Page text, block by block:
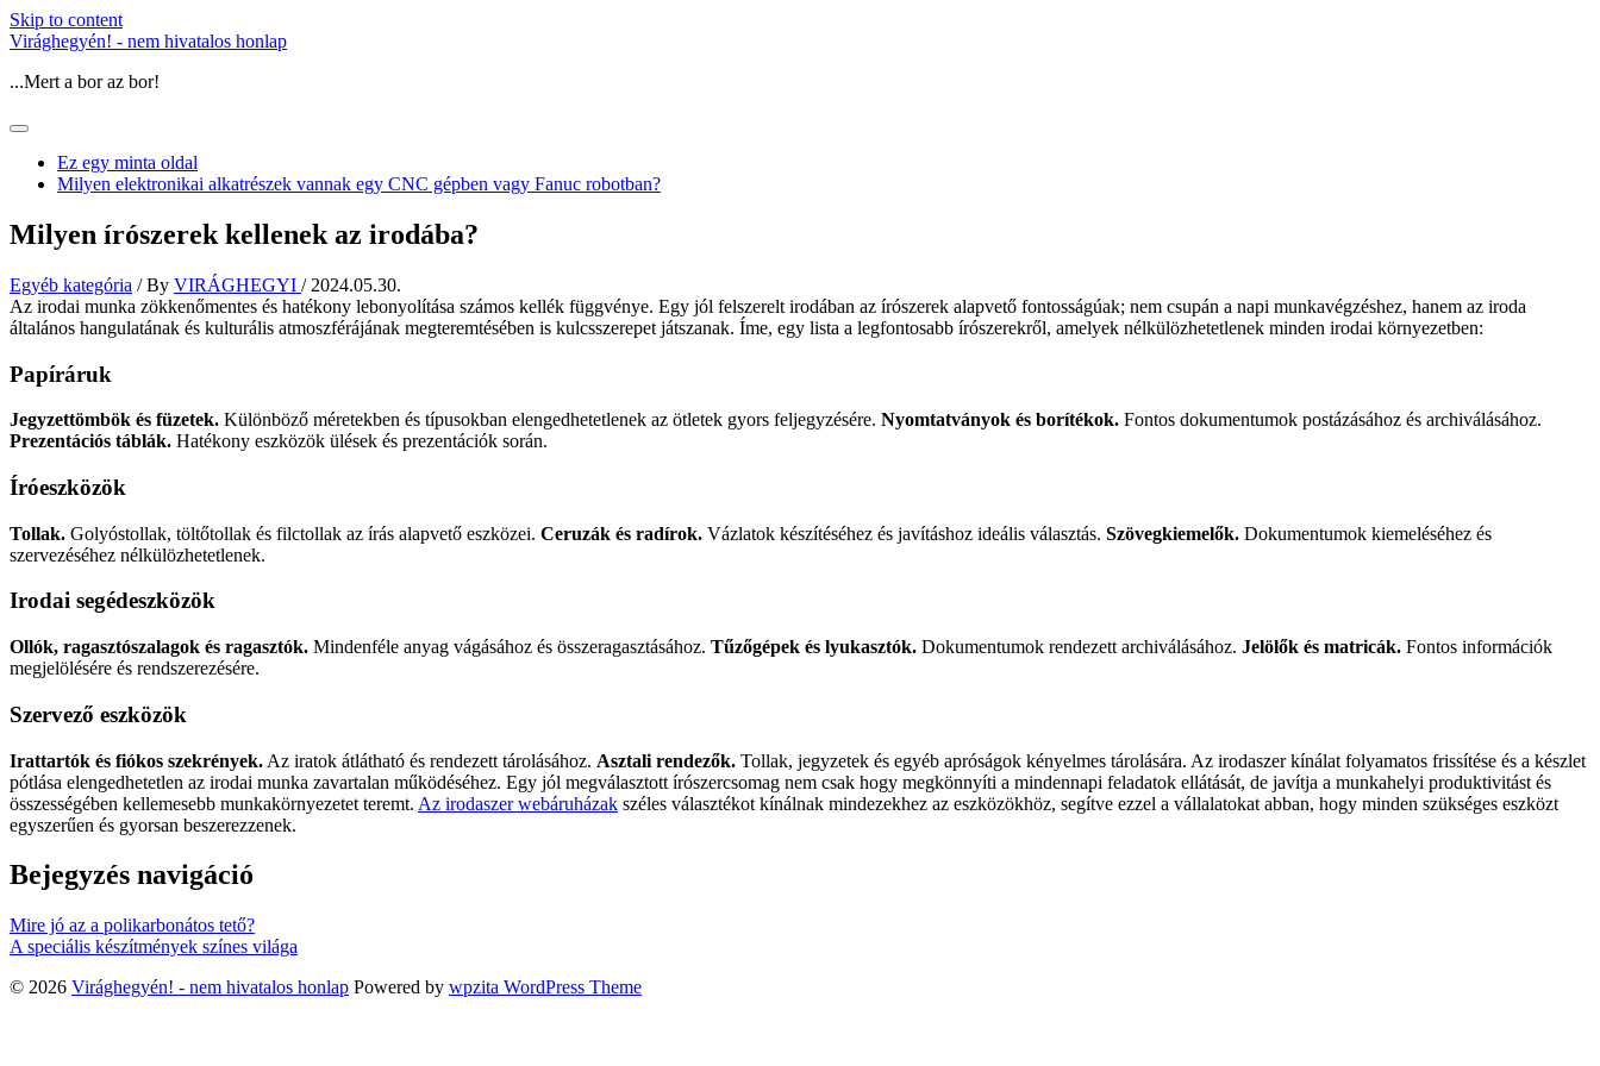
Skip to content
Virághegyén! - nem hivatalos honlap
...Mert a bor az bor!
Ez egy minta oldal
Milyen elektronikai alkatrészek vannak egy CNC gépben vagy Fanuc robotban?
Milyen írószerek kellenek az irodába?
Egyéb kategória / By VIRÁGHEGYI / 2024.05.30.
Az irodai munka zökkenőmentes és hatékony lebonyolítása számos kellék függvénye. Egy jól felszerelt irodában az írószerek alapvető fontosságúak; nem csupán a napi munkavégzéshez, hanem az iroda
általános hangulatának és kulturális atmoszférájának megteremtésében is kulcsszerepet játszanak. Íme, egy lista a legfontosabb írószerekről, amelyek nélkülözhetetlenek minden irodai környezetben:
Papíráruk
Jegyzettömbök és füzetek. Különböző méretekben és típusokban elengedhetetlenek az ötletek gyors feljegyzésére. Nyomtatványok és borítékok. Fontos dokumentumok postázásához és archiválásához.
Prezentációs táblák. Hatékony eszközök ülések és prezentációk során.
Íróeszközök
Tollak. Golyóstollak, töltőtollak és filctollak az írás alapvető eszközei. Ceruzák és radírok. Vázlatok készítéséhez és javításhoz ideális választás. Szövegkiemelők. Dokumentumok kiemeléséhez és
szervezéséhez nélkülözhetetlenek.
Irodai segédeszközök
Ollók, ragasztószalagok és ragasztók. Mindenféle anyag vágásához és összeragasztásához. Tűzőgépek és lyukasztók. Dokumentumok rendezett archiválásához. Jelölők és matricák. Fontos információk
megjelölésére és rendszerezésére.
Szervező eszközök
Irattartók és fiókos szekrények. Az iratok átlátható és rendezett tárolásához. Asztali rendezők. Tollak, jegyzetek és egyéb apróságok kényelmes tárolására. Az irodaszer kínálat folyamatos frissítése és a készlet
pótlása elengedhetetlen az irodai munka zavartalan működéséhez. Egy jól megválasztott írószercsomag nem csak hogy megkönnyíti a mindennapi feladatok ellátását, de javítja a munkahelyi produktivitást és
összességében kellemesebb munkakörnyezetet teremt. Az irodaszer webáruházak széles választékot kínálnak mindezekhez az eszközökhöz, segítve ezzel a vállalatokat abban, hogy minden szükséges eszközt
egyszerűen és gyorsan beszerezzenek.
Bejegyzés navigáció
Mire jó az a polikarbonátos tető?
A speciális készítmények színes világa
© 2026 Virághegyén! - nem hivatalos honlap Powered by wpzita WordPress Theme